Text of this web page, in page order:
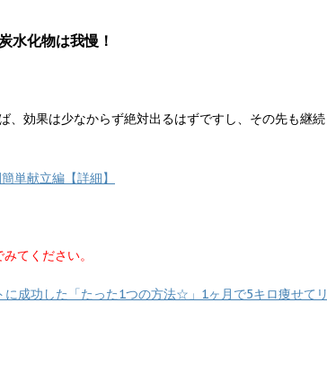
水化物は我慢！
、効果は少なからず絶対出るはずですし、その先も継続
単献立編【詳細】
てください。
成功した「たった1つの方法☆」1ヶ月で5キロ痩せてリ